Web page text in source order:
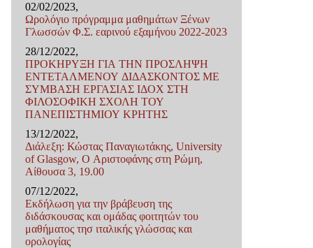
02/02/2023,
Ωρολόγιο πρόγραμμα μαθημάτων Ξένων
Γλωσσών Φ.Σ. εαρινού εξαμήνου 2022-2023
28/12/2022,
ΠΡΟΚΗΡΥΞΗ ΓΙΑ ΤΗΝ ΠΡΟΣΛΗΨΗ
ΕΝΤΕΤΑΛΜΕΝΟΥ ΔΙΔΑΣΚΟΝΤΟΣ ΜΕ
ΣΥΜΒΑΣΗ ΕΡΓΑΣΙΑΣ ΙΔΟX ΣΤΗ
ΦΙΛΟΣΟΦΙΚΗ ΣΧΟΛΗ ΤΟΥ
ΠΑΝΕΠΙΣΤΗΜΙΟΥ ΚΡΗΤΗΣ
13/12/2022,
Διάλεξη: Κώστας Παναγιωτάκης, University
of Glasgow, Ο Αριστοφάνης στη Ρώμη,
Αίθουσα 3, 19.00
07/12/2022,
Εκδήλωση για την βράβευση της
διδάσκουσας και ομάδας φοιτητών του
μαθήματος τησ ιταλικής γλώσσας και
ορολογίας